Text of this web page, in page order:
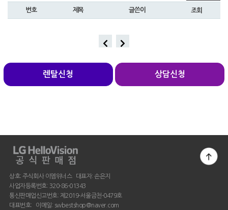
번호 제목 글쓴이 조회
렌탈신청 상담신청
상호: 주식회사 이엠위너스 대표자: 손은지
사업자등록번호: 320-86-01343
통신판매업신고번호: 제2019-서울금천-0479호
대표번호: 이메일: swbestshop@naver.com